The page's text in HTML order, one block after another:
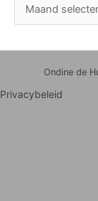
Ondine de
Privacybeleid